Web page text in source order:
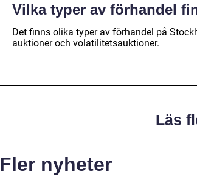
Vilka typer av förhandel
Det finns olika typer av förhandel på
auktioner och volatilitetsauktioner.
Läs
Fler nyheter